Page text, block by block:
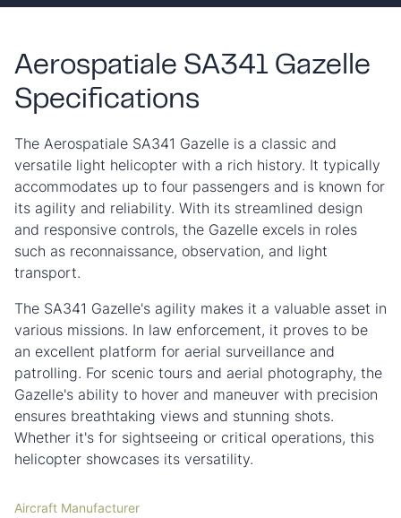
Aerospatiale SA341 Gazelle
Specifications
The Aerospatiale SA341 Gazelle is a classic and
versatile light helicopter with a rich history. It typically
accommodates up to four passengers and is known for
its agility and reliability. With its streamlined design
and responsive controls, the Gazelle excels in roles
such as reconnaissance, observation, and light
transport.
The SA341 Gazelle's agility makes it a valuable asset in
various missions. In law enforcement, it proves to be
an excellent platform for aerial surveillance and
patrolling. For scenic tours and aerial photography, the
Gazelle's ability to hover and maneuver with precision
ensures breathtaking views and stunning shots.
Whether it's for sightseeing or critical operations, this
helicopter showcases its versatility.
Aircraft Manufacturer